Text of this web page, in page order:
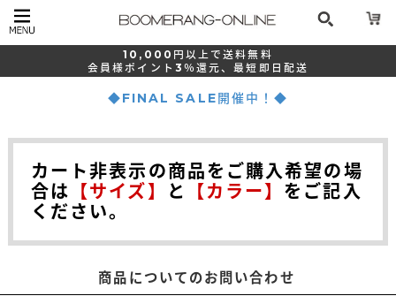
10,000 円以上で送料無料
会員様ポイント 3％還元、最短 即日配送
◆FINAL SALE開催中！◆
カート非表示の商品をご購入希望の場
合は 【サイズ】 と 【カラー】 をご記入
ください。
商品についてのお問い合わせ